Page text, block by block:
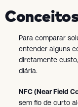
Para comparar
entender alguns
diretamente
diária.
NFC (Near Field
sem fio de curto